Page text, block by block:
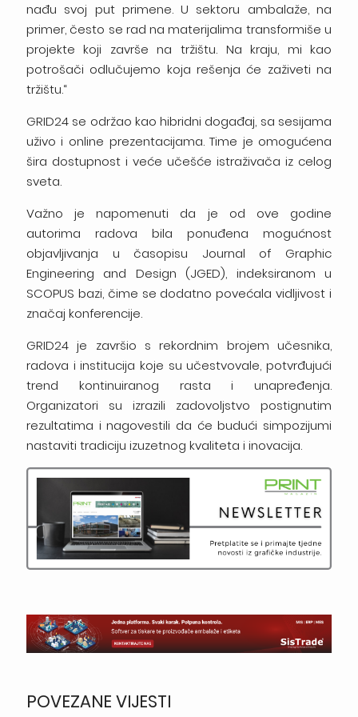
nađu svoj put primene. U sektoru ambalaže, na
primer, često se rad na materijalima transformiše u
projekte koji završe na tržištu. Na kraju, mi kao
potrošači odlučujemo koja rešenja će zaživeti na
tržištu.“
GRID24 se održao kao hibridni događaj, sa sesijama
uživo i online prezentacijama. Time je omogućena
šira dostupnost i veće učešće istraživača iz celog
sveta.
Važno je napomenuti da je od ove godine
autorima radova bila ponuđena mogućnost
objavljivanja u časopisu Journal of Graphic
Engineering and Design (JGED), indeksiranom u
SCOPUS bazi, čime se dodatno povećala vidljivost i
značaj konferencije.
GRID24 je završio s rekordnim brojem učesnika,
radova i institucija koje su učestvovale, potvrđujući
trend kontinuiranog rasta i unapređenja.
Organizatori su izrazili zadovoljstvo postignutim
rezultatima i nagovestili da će budući simpozijumi
nastaviti tradiciju izuzetnog kvaliteta i inovacija.
POVEZANE VIJESTI